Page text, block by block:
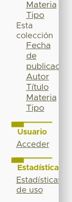
Materia
Tipo
Esta
colección
Fecha
de
publicación
Autor
Título
Materia
Tipo
Usuario
Acceder
Estadísticas
Estadísticas
de uso